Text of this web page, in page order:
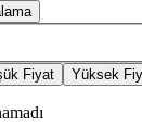
Fiyat Yüksek